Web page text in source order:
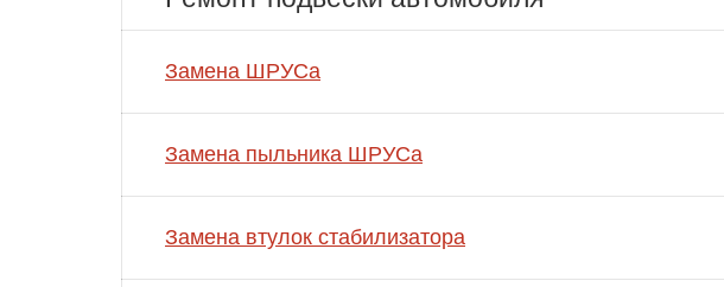
Замена ШРУСа
Замена пыльника ШРУСа
Замена втулок стабилизатора